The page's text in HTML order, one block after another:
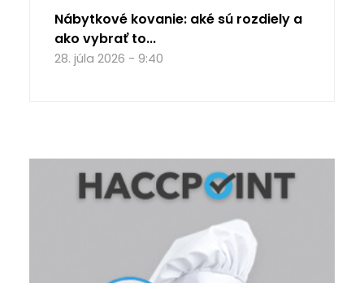
Nábytkové kovanie: aké sú rozdiely a
ako vybrať to...
28. júla 2026 - 9:40